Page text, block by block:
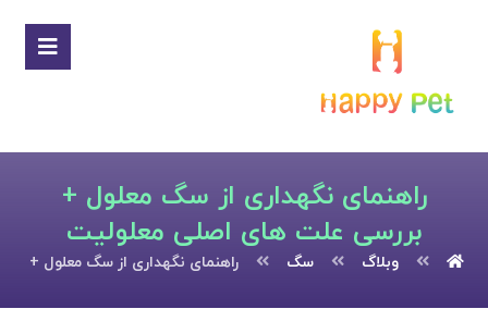
راهنمای نگهداری از سگ معلول +
بررسی علت های اصلی معلولیت
وبلاگ سگ راهنمای نگهداری از سگ معلول +